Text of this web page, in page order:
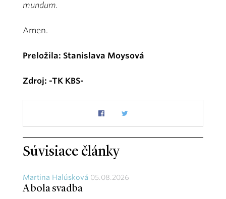
mundum.
Amen.
Preložila: Stanislava Moysová
Zdroj: -TK KBS-
Súvisiace články
Martina Halúsková 05.08.2026
A bola svadba